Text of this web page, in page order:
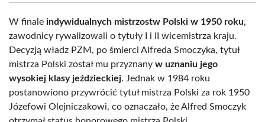
W finale indywidualnych mistrzostw Polski w 1950 roku,
zawodnicy rywalizowali o tytuły I i II wicemistrza kraju.
Decyzją władz PZM, po śmierci Alfreda Smoczyka, tytuł
mistrza Polski został mu przyznany w uznaniu jego
wysokiej klasy jeździeckiej. Jednak w 1984 roku
postanowiono przywrócić tytuł mistrza Polski za rok 1950
Józefowi Olejniczakowi, co oznaczało, że Alfred Smoczyk